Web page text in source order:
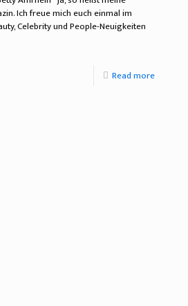
Ich freue mich euch einmal im
Celebrity und People-Neuigkeiten
Read more